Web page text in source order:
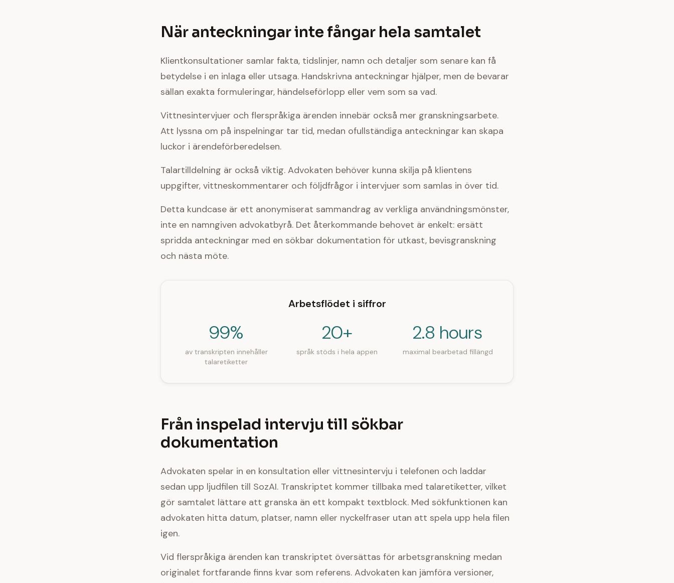
När anteckningar inte fångar hela samtalet
Klientkonsultationer samlar fakta, tidslinjer, namn och detaljer som senare kan få
betydelse i en inlaga eller utsaga. Handskrivna anteckningar hjälper, men de bevarar
sällan exakta formuleringar, händelseförlopp eller vem som sa vad.
Vittnesintervjuer och flerspråkiga ärenden innebär också mer granskningsarbete.
Att lyssna om på inspelningar tar tid, medan ofullständiga anteckningar kan skapa
luckor i ärendeförberedelsen.
Talartilldelning är också viktig. Advokaten behöver kunna skilja på klientens
uppgifter, vittneskommentarer och följdfrågor i intervjuer som samlas in över tid.
Detta kundcase är ett anonymiserat sammandrag av verkliga användningsmönster,
inte en namngiven advokatbyrå. Det återkommande behovet är enkelt: ersätt
spridda anteckningar med en sökbar dokumentation för utkast, bevisgranskning
och nästa möte.
Arbetsflödet i siffror
99%
av transkripten innehåller
talaretiketter
20+
språk stöds i hela appen
2.8 hours
maximal bearbetad fillängd
Från inspelad intervju till sökbar
dokumentation
Advokaten spelar in en konsultation eller vittnesintervju i telefonen och laddar
sedan upp ljudfilen till SozAI. Transkriptet kommer tillbaka med talaretiketter, vilket
gör samtalet lättare att granska än ett kompakt textblock. Med sökfunktionen kan
advokaten hitta datum, platser, namn eller nyckelfraser utan att spela upp hela filen
igen.
Vid flerspråkiga ärenden kan transkriptet översättas för arbetsgranskning medan
originalet fortfarande finns kvar som referens. Advokaten kan jämföra versioner,